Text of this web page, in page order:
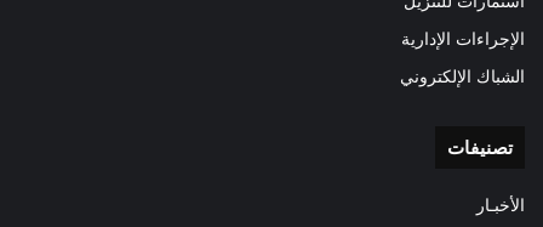
الإجراءات الإدارية
الشباك الإلكتروني
تصنيفات
الأخبـار